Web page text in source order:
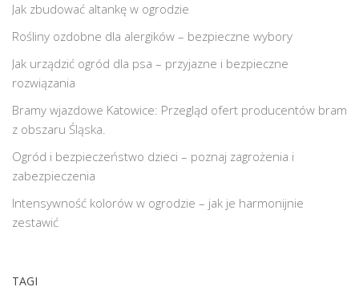
Jak zbudować altankę w ogrodzie
Rośliny ozdobne dla alergików – bezpieczne wybory
Jak urządzić ogród dla psa – przyjazne i bezpieczne
rozwiązania
Bramy wjazdowe Katowice: Przegląd ofert producentów bram
z obszaru Śląska.
Ogród i bezpieczeństwo dzieci – poznaj zagrożenia i
zabezpieczenia
Intensywność kolorów w ogrodzie – jak je harmonijnie
zestawić
TAGI